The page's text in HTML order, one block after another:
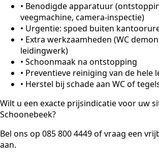
• Benodigde apparatuur
veegmachine, camera-inspectie)
• Urgentie: spoed buiten
• Extra werkzaamheden (WC
leidingwerk)
• Schoonmaak na ontstopping
• Preventieve reiniging van de hele
• Herstel bij schade aan WC of
Wilt u een exacte prijsindicatie voor uw
Schoonebeek?
Bel ons op 085 800 4449 of vraag een
aan.